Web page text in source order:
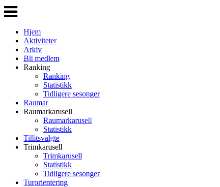
Veksle
navigasjon
Hjem
Aktiviteter
Arkiv
Bli medlem
Ranking
Ranking
Statistikk
Tidligere sesonger
Raumar
Raumarkarusell
Raumarkarusell
Statistikk
Tillitsvalgte
Trimkarusell
Trimkarusell
Statistikk
Tidligere sesonger
Turorientering